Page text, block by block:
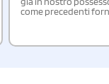
come precedenti